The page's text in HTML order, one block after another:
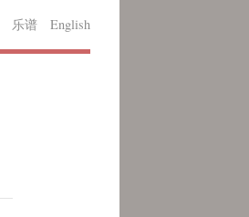
乐谱 English